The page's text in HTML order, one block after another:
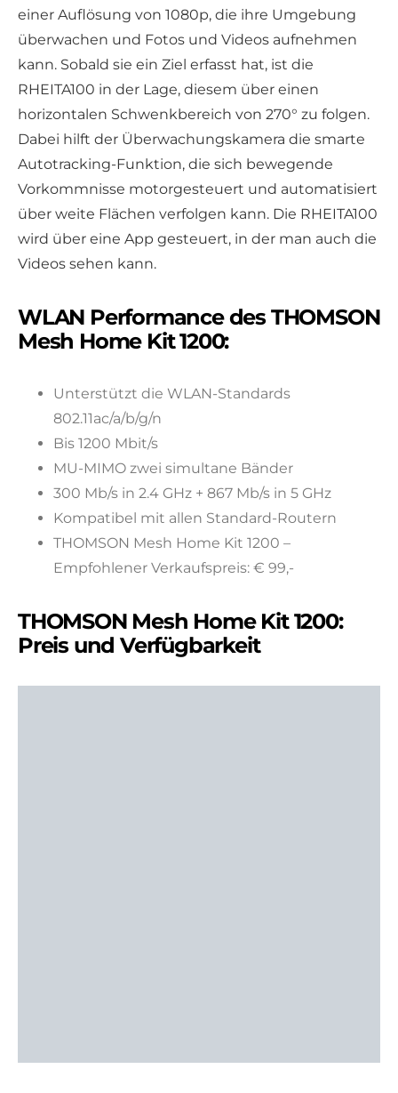
einer Auflösung von 1080p, die ihre Umgebung
überwachen und Fotos und Videos aufnehmen
kann. Sobald sie ein Ziel erfasst hat, ist die
RHEITA100 in der Lage, diesem über einen
horizontalen Schwenkbereich von 270° zu folgen.
Dabei hilft der Überwachungskamera die smarte
Autotracking-Funktion, die sich bewegende
Vorkommnisse motorgesteuert und automatisiert
über weite Flächen verfolgen kann. Die RHEITA100
wird über eine App gesteuert, in der man auch die
Videos sehen kann.
WLAN Performance des THOMSON
Mesh Home Kit 1200:
Unterstützt die WLAN-Standards
802.11ac/a/b/g/n
Bis 1200 Mbit/s
MU-MIMO zwei simultane Bänder
300 Mb/s in 2.4 GHz + 867 Mb/s in 5 GHz
Kompatibel mit allen Standard-Routern
THOMSON Mesh Home Kit 1200 –
Empfohlener Verkaufspreis: € 99,-
THOMSON Mesh Home Kit 1200:
Preis und Verfügbarkeit